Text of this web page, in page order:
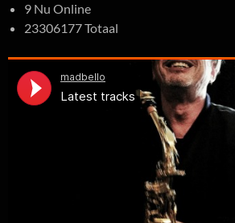
9 Nu Online
23306177 Totaal